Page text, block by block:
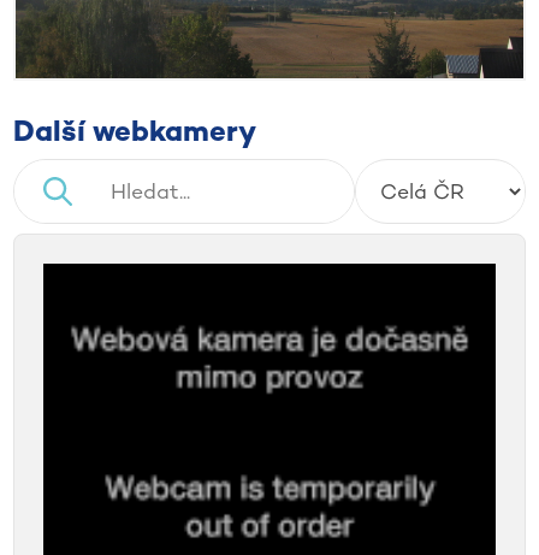
Další webkamery